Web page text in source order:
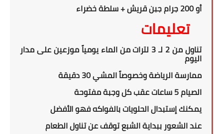
أو200جرام جبن قريش + سلطة خضراء
تعليمات
تناول من 2 لـ 3 لترات من الماء يومياً موزعين على مدار
اليوم
ممارسة الرياضة وخصوصاً المشي 30 دقيقة
الصيام 5 ساعات عقب كل وجبة مفتوحة
يمكنك إستبدال الحلويات بالفواكه فهو الأفضل
عند الشعور ببداية الشبع توقف عن تناول الطعام